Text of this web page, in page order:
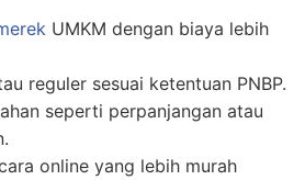
UMKM dengan biaya lebih
reguler sesuai ketentuan PNBP.
seperti perpanjangan atau
online yang lebih murah